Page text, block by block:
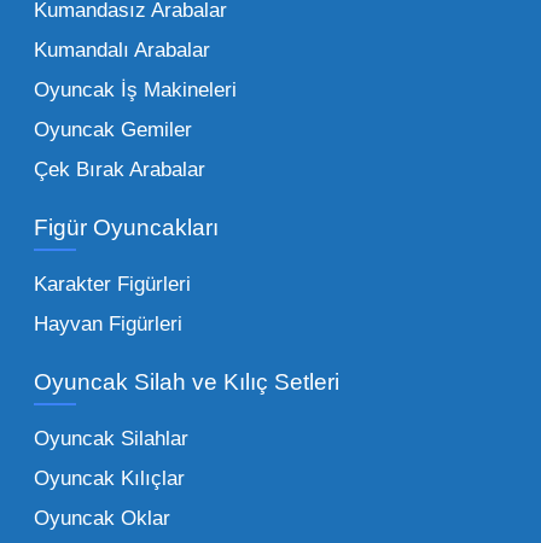
çeşitliliği ile doğru orantılıdır. İşte Mega
Oyuncak bünyesinde öne çıkan ve en çok
tercih edilen kategorilerimiz:
Peluş Oyuncaklar:
vazgeçilmezi olan yumuşak dokulu sevilen
seçeneklerimizi keşfederek koleksiyonunuza
en sevilen karakterleri ekleyebilirsiniz.
Eğitici Setler:
tarafından tercih edilentoptan eğitici
ebeveynlerin son yıllarda en çok satın aldığı
ürün grupları arasında yer almaktadır.
Oyuncak Araçlar:
Kumandasız Arabalar
Kumandalı Arabalar
Oyuncak İş Makineleri
Oyuncak Gemiler
Çek Bırak Arabalar
Figür Oyuncakları
Karakter Figürleri
Hayvan Figürleri
Oyuncak Silah ve Kılıç Setleri
Oyuncak Silahlar
Oyuncak Kılıçlar
Oyuncak Oklar